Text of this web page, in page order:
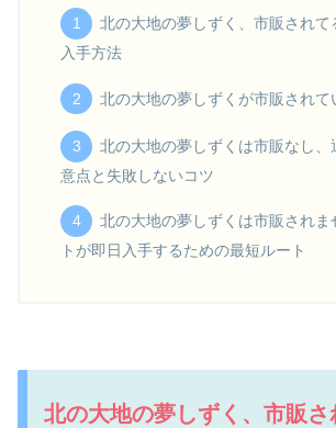
北の大地の夢しずく、市販されて
入手方法
北の大地の夢しずくが市販されて
北の大地の夢しずくは市販なし、
意点と失敗しないコツ
北の大地の夢しずくは市販されま
トが即日入手するための最短ルート
北の大地の夢しずく、市販さ